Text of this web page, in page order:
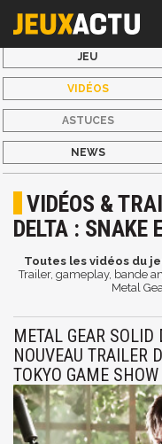
JEU
VIDÉOS
ASTUCES
NEWS
VIDÉOS &
DELTA : SNAKE
Toutes les vidéos du
Trailer, gameplay, bande
Metal
METAL GEAR SOLID
NOUVEAU TRAILER
TOKYO GAME